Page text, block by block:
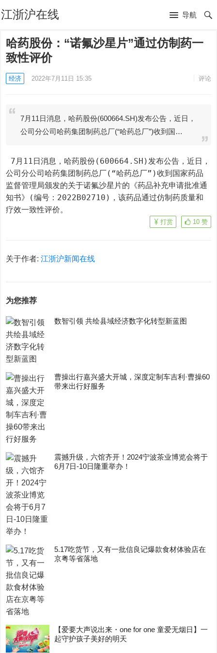
江浙沪在线 导航
哈药股份：“诺氟沙星片”通过仿制药一
致性评价
经济 2022年7月11日 15:35 评论
7月11日消息，哈药股份(600664.SH)发布公告，近日，
公司分公司哈药集团制药总厂(“哈药总厂”)收到国…
公司分公司哈药集团制药总厂(“哈药总厂”)收到国家药品
监督管理局颁发的关于诺氟沙星片的《药品补充申请批准通
知书》(编号：2022B02710)，该药品通过仿制药质量和
疗效一致性评价。
10 赞
打赏
关于作者:江浙沪新闻在线
为您推荐
数智引领 共绘县域经济数字化转型新蓝图
曹操出行嘉兴盛大开城，深度定制车吉利·曹操60
带来出行好服务
震撼升级，六馆齐开！2024宁波茶业博览会将于
6月7日-10日隆重举办！
5.17吃货节，又有一批信良记爆款食材体验店在
京粤等省落地
【爱要大声说出来・one for one 童爱无烟日】一
起守护孩子美好的明天